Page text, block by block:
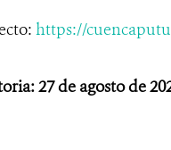
https://
27 de agosto de